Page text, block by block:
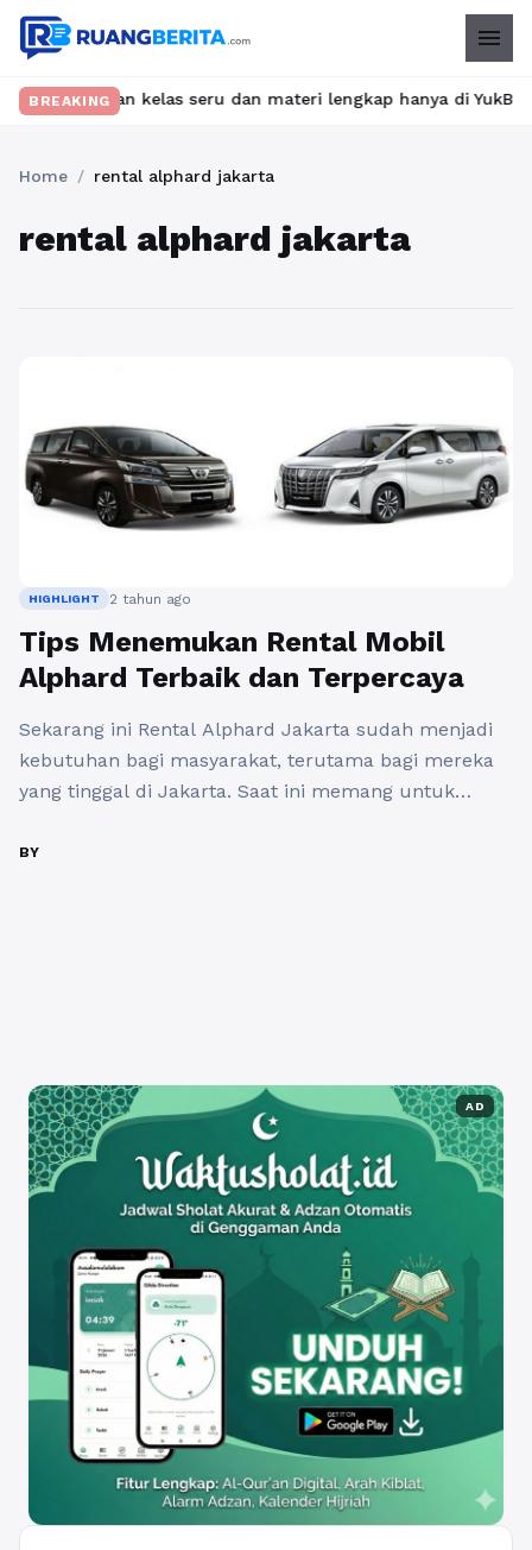
menu
BREAKINGkelas seru dan materi lengkap hanya di
Home / rental alphard jakarta
rental alphard jakarta
HIGHLIGHT 2 tahun ago
Tips Menemukan Rental Mobil
Alphard Terbaik dan Terpercaya
Sekarang ini Rental Alphard Jakarta sudah menjadi
kebutuhan bagi masyarakat, terutama bagi mereka
yang tinggal di Jakarta. Saat ini memang untuk
mudah, namun tidak semua rental mobil mampu
BY
AD